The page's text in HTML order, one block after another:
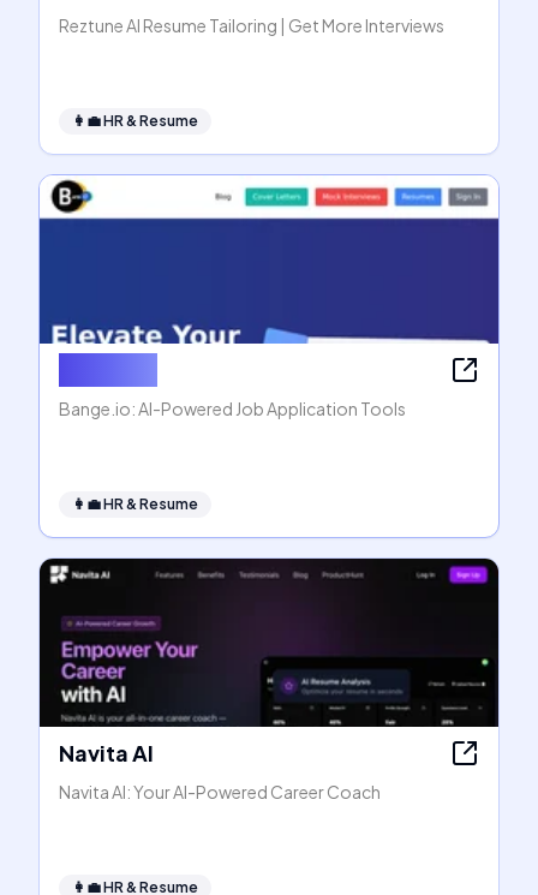
Reztune AI Resume Tailoring | Get More Interviews
👩‍💼HR & Resume
Bange.io: AI-Powered Job Application Tools
👩‍💼HR & Resume
Navita AI
Navita AI: Your AI-Powered Career Coach
👩‍💼HR & Resume